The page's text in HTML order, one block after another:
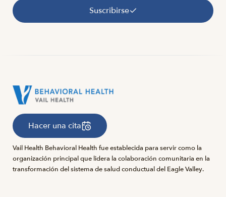
Suscribirse
Hacer una cita
Vail Health Behavioral Health fue establecida para servir como la
organización principal que lidera la colaboración comunitaria en la
transformación del sistema de salud conductual del Eagle Valley.